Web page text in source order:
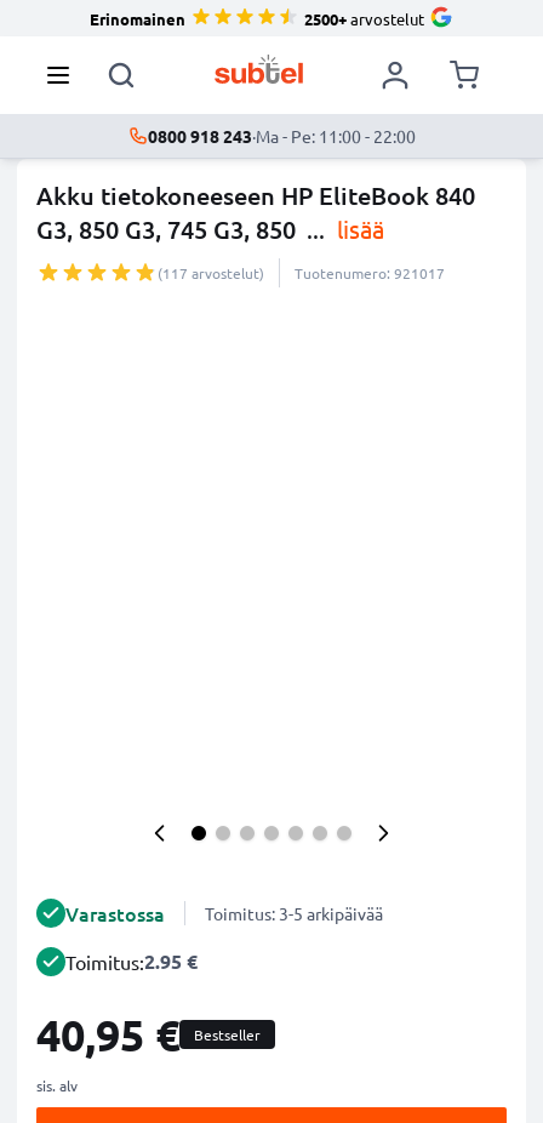
Erinomainen 2500+arvostelut
0800 918 243·Ma - Pe: 11:00 - 22:00
Akku tietokoneeseen HP EliteBook 840
G3, 850 G3, 745 G3, 850 ... lisää
(117 arvostelut) Tuotenumero: 921017
Varastossa Toimitus: 3-5 arkipäivää
Toimitus:2.95 €
40,95 € Bestseller
sis. alv